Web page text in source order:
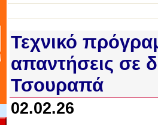
Τεχνικό
απαντήσεις σε
Τσουραπά
02.02.26